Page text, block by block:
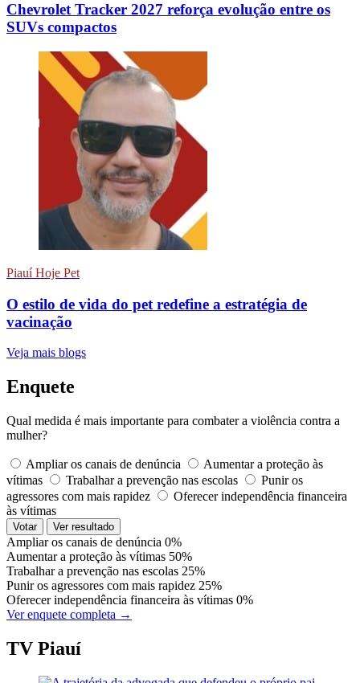
Chevrolet Tracker 2027 reforça evolução entre os
SUVs compactos
Piauí Hoje Pet
O estilo de vida do pet redefine a estratégia de
vacinação
Veja mais blogs
Enquete
Qual medida é mais importante para combater a violência contra a
mulher?
Ampliar os canais de denúncia
Aumentar a proteção às
vítimas
Trabalhar a prevenção nas escolas
Punir os
agressores com mais rapidez
Oferecer independência financeira
às vítimas
Votar Ver resultado
Ampliar os canais de denúncia 0%
Aumentar a proteção às vítimas 50%
Trabalhar a prevenção nas escolas 25%
Punir os agressores com mais rapidez 25%
Oferecer independência financeira às vítimas 0%
Ver enquete completa →
TV Piauí